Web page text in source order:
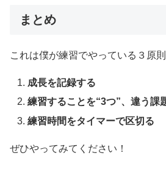
まとめ
これは僕が練習でやっている３原則
成長を記録する
練習することを“3つ”、違う課
練習時間をタイマーで区切る
ぜひやってみてください！